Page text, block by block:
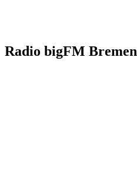
Radio bigFM Bremen